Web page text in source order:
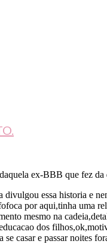
ex-BBB que fez
essa historia e
por aqui,tinha uma
mesmo na
dos
casar e passar noites